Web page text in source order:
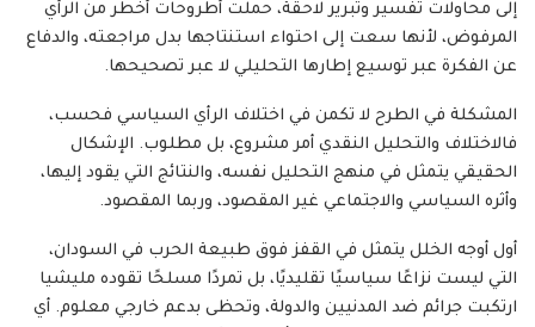
إلى محاولات تفسير وتبرير لاحقة، حملت أطروحات أخطر من الرأي
المرفوض، لأنها سعت إلى احتواء استنتاجها بدل مراجعته، والدفاع
عن الفكرة عبر توسيع إطارها التحليلي لا عبر تصحيحها.
المشكلة في الطرح لا تكمن في اختلاف الرأي السياسي فحسب،
فالاختلاف والتحليل النقدي أمر مشروع، بل مطلوب. الإشكال
الحقيقي يتمثل في منهج التحليل نفسه، والنتائج التي يقود إليها،
وأثره السياسي والاجتماعي غير المقصود، وربما المقصود.
أول أوجه الخلل يتمثل في القفز فوق طبيعة الحرب في السودان،
التي ليست نزاعًا سياسيًا تقليديًا، بل تمردًا مسلحًا تقوده مليشيا
ارتكبت جرائم ضد المدنيين والدولة، وتحظى بدعم خارجي معلوم. أي